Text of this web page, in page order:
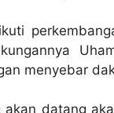
menyebar
datang